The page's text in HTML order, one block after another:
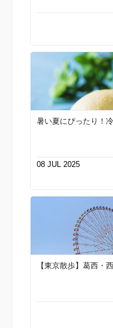
暑い夏にぴったり！
08 JUL 2025
【東京散歩】葛西・